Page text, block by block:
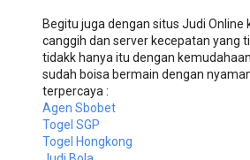
Begitu juga dengan situs Judi
canggih dan server kecepatan yang
tidakk hanya itu dengan
sudah boisa bermain dengan
terpercaya :
Agen Sbobet
Togel SGP
Togel Hongkong